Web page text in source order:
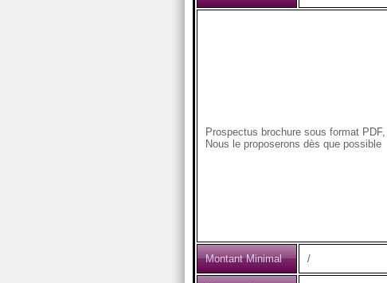
Prospectus brochure sous format
Nous le proposerons dès que possible
Montant Minimal /